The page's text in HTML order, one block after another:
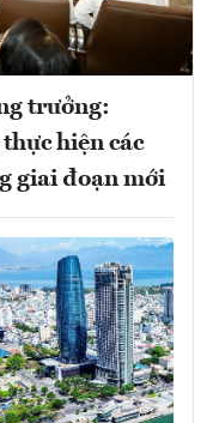
trưởng:
hiện các
giai đoạn mới